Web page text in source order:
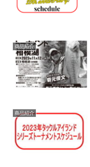
商品紹介
商品紹介